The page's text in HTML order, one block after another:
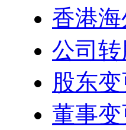
香港
公司转
股东
董事变